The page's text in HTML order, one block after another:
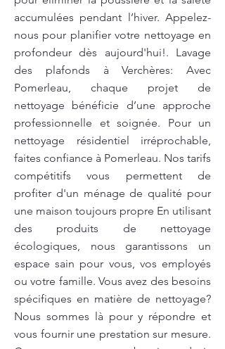
accumulées pendant l’hiver. Appelez-
nous pour planifier votre nettoyage en
profondeur dès aujourd'hui!. Lavage
des plafonds à Verchères: Avec
Pomerleau, chaque projet de
nettoyage bénéficie d’une approche
professionnelle et soignée. Pour un
nettoyage résidentiel irréprochable,
faites confiance à Pomerleau. Nos tarifs
compétitifs vous permettent de
profiter d'un ménage de qualité pour
une maison toujours propre En utilisant
des produits de nettoyage
écologiques, nous garantissons un
espace sain pour vous, vos employés
ou votre famille. Vous avez des besoins
spécifiques en matière de nettoyage?
Nous sommes là pour y répondre et
vous fournir une prestation sur mesure.